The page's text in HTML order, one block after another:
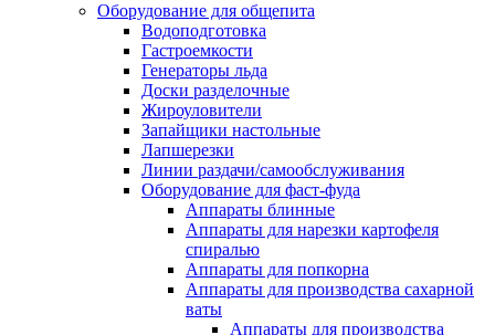
Оборудование для общепита
Водоподготовка
Гастроемкости
Генераторы льда
Доски разделочные
Жироуловители
Запайщики настольные
Лапшерезки
Линии раздачи/самообслуживания
Оборудование для фаст-фуда
Аппараты блинные
Аппараты для нарезки картофеля
спиралью
Аппараты для попкорна
Аппараты для производства сахарной
ваты
Аппараты для производства